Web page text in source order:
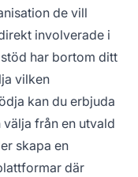
de vill
involverade i
har bortom ditt
vilken
kan du erbjuda
från en utvald
skapa en
där